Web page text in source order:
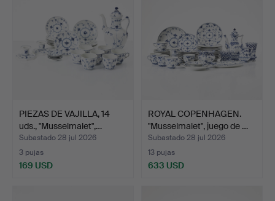
PIEZAS DE VAJILLA, 14
uds., "Musselmalet",…
Subastado 28 jul 2026
3 pujas
169 USD
ROYAL COPENHAGEN.
"Musselmalet", juego de …
Subastado 28 jul 2026
13 pujas
633 USD